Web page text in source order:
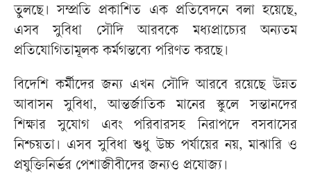
তুলছে। সম্প্রতি প্রকাশিত এক প্রতিবেদনে বলা হয়েছে,
এসব সুবিধা সৌদি আরবকে মধ্যপ্রাচ্যের অন্যতম
প্রতিযোগিতামূলক কর্মগন্তব্যে পরিণত করছে।
বিদেশি কর্মীদের জন্য এখন সৌদি আরবে রয়েছে উন্নত
আবাসন সুবিধা, আন্তর্জাতিক মানের স্কুলে সন্তানদের
শিক্ষার সুযোগ এবং পরিবারসহ নিরাপদে বসবাসের
নিশ্চয়তা। এসব সুবিধা শুধু উচ্চ পর্যায়ের নয়, মাঝারি ও
প্রযুক্তিনির্ভর পেশাজীবীদের জন্যও প্রযোজ্য।